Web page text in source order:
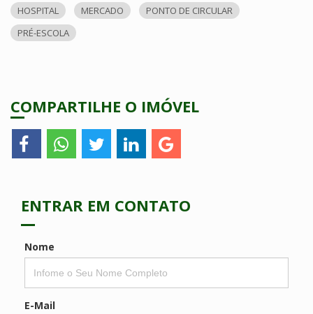
HOSPITAL MERCADO
PONTO DE CIRCULAR
PRÉ-ESCOLA
COMPARTILHE O IMÓVEL
ENTRAR EM CONTATO
Nome
E-Mail